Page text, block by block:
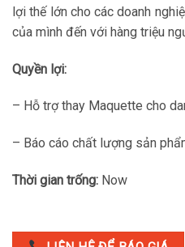
lợi thế lớn cho các doanh
của mình đến với hàng triệu
Quyền lợi:
– Hỗ trợ thay Maquette cho
– Báo cáo chất lượng sản
Thời gian trống: Now